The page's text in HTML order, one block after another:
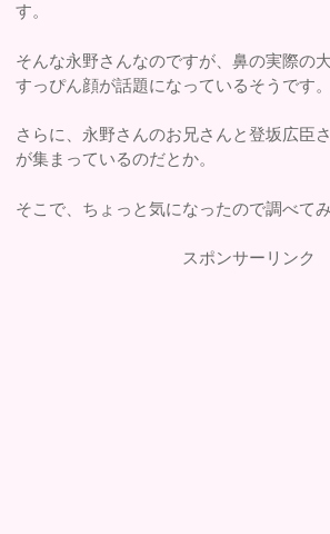
す。
そんな永野さんなのですが、鼻の実際の
すっぴん顔が話題になっているそうです。
さらに、永野さんのお兄さんと登坂広臣
が集まっているのだとか。
そこで、ちょっと気になったので調べてみ
スポンサーリンク